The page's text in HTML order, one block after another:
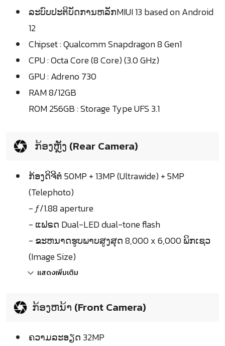
ລະບົບປະຕິບັດການຫລັກMIUI 13 based on Android
12
Chipset : Qualcomm Snapdragon 8 Gen1
CPU : Octa Core (8 Core) (3.0 GHz)
GPU : Adreno 730
RAM 8/12GB
ROM 256GB : Storage Type UFS 3.1
ກ້ອງຫຼັງ (Rear Camera)
ກ້ອງດິຈີຕໍ 50MP + 13MP (Ultrawide) + 5MP
(Telephoto)
- ƒ/1.88 aperture
- ແຟຣດ Dual-LED dual-tone flash
- ຂະຫນາດຮູບພາບສູງສຸດ 8,000 x 6,000 ພິກເຊວ
(Image Size)
แสดงเพิ่มเติม
ກ້ອງຫນ້າ (Front Camera)
ຄວາມລະອຽດ 32MP